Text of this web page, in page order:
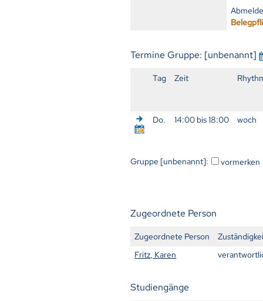
Termine Gruppe: [unbenannt]
Tag Zeit
Do. 14:00 bis 18:00 woch
Gruppe [unbenannt]: vormerken
Zugeordnete Person
Zugeordnete Person
Fritz, Karen
Studiengänge